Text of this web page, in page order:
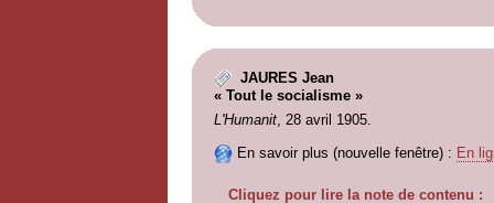
JAURES Jean
« Tout le socialisme »
L'Humanit, 28 avril 1905.
En savoir plus (nouvelle fenêtre) : En
Cliquez pour lire la note de contenu :